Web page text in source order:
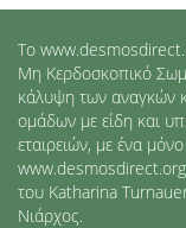
Το
Μη Κερδοσκοπικό
κάλυψη των αναγκών
ομάδων με είδη και
εταιρειών, με ένα
www.desmosdirect.org
του Katharina
Νιάρχος.